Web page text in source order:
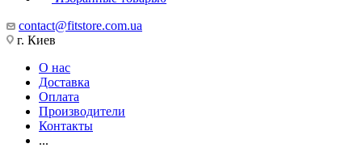
contact@fitstore.com.ua
г. Киев
О нас
Доставка
Оплата
Производители
Контакты
...